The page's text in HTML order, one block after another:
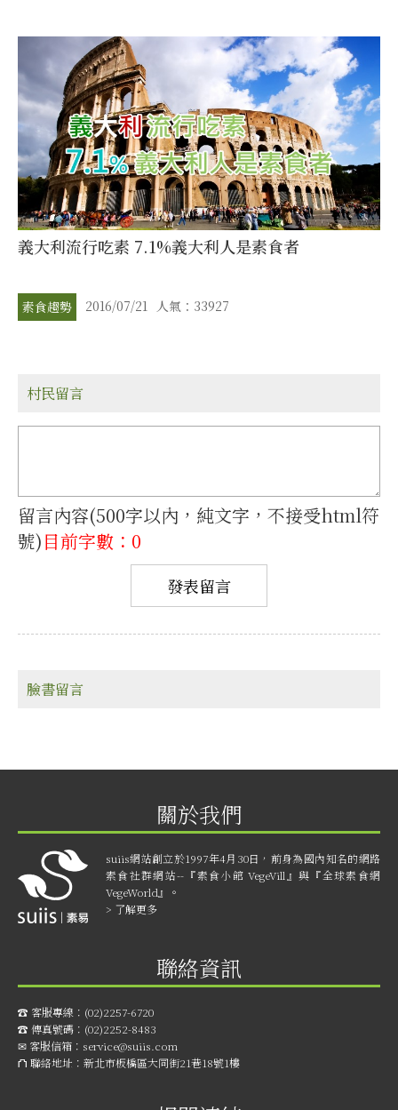
義大利流行吃素 7.1%義大利人是素食者
素食趨勢 2016/07/21 人氣：33927
村民留言
留言內容(500字以內，純文字，不接受html符
號)目前字數：0
臉書留言
關於我們
suiis網站創立於1997年4月30日，前身為國內知名的網路
素食社群網站--『素食小館 VegeVill』與『全球素食網
VegeWorld』。
> 了解更多
聯絡資訊
☎︎ 客服專線： (02)2257-6720
☎︎ 傳真號碼： (02)2252-8483
✉ 客服信箱： service@suiis.com
⛫ 聯絡地址： 新北市板橋區大同街21巷18號1樓